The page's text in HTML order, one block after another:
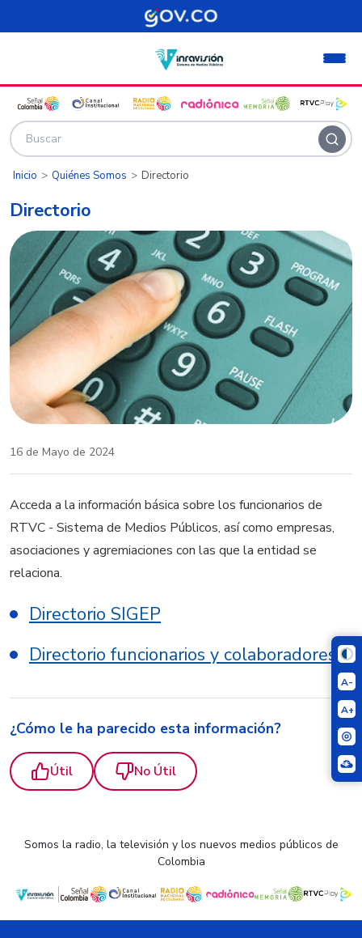
Pasar al contenido principal
A-
A+
Inicio Quiénes Somos Directorio
Directorio
16 de Mayo de 2024
Acceda a la información básica sobre los funcionarios de
RTVC - Sistema de Medios Públicos, así como empresas,
asociaciones y agremiaciones con las que la entidad se
relaciona.
Directorio SIGEP
Directorio funcionarios y colaboradores
¿Cómo le ha parecido esta información?
Útil No Útil
Somos la radio, la televisión y los nuevos medios públicos de
Colombia